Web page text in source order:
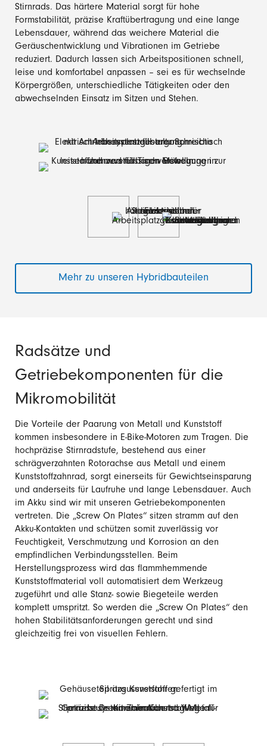
Stirnrads. Das härtere Material sorgt für hohe
Formstabilität, präzise Kraftübertragung und eine lange
Lebensdauer, während das weichere Material die
Geräuschentwicklung und Vibrationen im Getriebe
reduziert. Dadurch lassen sich Arbeitspositionen schnell,
leise und komfortabel anpassen – sei es für wechselnde
Körpergrößen, unterschiedliche Tätigkeiten oder den
abwechselnden Einsatz im Sitzen und Stehen.
Mehr zu unseren Hybridbauteilen
Radsätze und
Getriebekomponenten für die
Mikromobilität
Die Vorteile der Paarung von Metall und Kunststoff
kommen insbesondere in E-Bike-Motoren zum Tragen. Die
hochpräzise Stirnradstufe, bestehend aus einer
schrägverzahnten Rotorachse aus Metall und einem
Kunststoffzahnrad, sorgt einerseits für Gewichtseinsparung
und anderseits für Laufruhe und lange Lebensdauer. Auch
im Akku sind wir mit unseren Getriebekomponenten
vertreten. Die „Screw On Plates“ sitzen stramm auf den
Akku-Kontakten und schützen somit zuverlässig vor
Feuchtigkeit, Verschmutzung und Korrosion an den
empfindlichen Verbindungsstellen. Beim
Herstellungsprozess wird das flammhemmende
Kunststoffmaterial voll automatisiert dem Werkzeug
zugeführt und alle Stanz- sowie Biegeteile werden
komplett umspritzt. So werden die „Screw On Plates“ den
hohen Stabilitätsanforderungen gerecht und sind
gleichzeitig frei von visuellen Fehlern.